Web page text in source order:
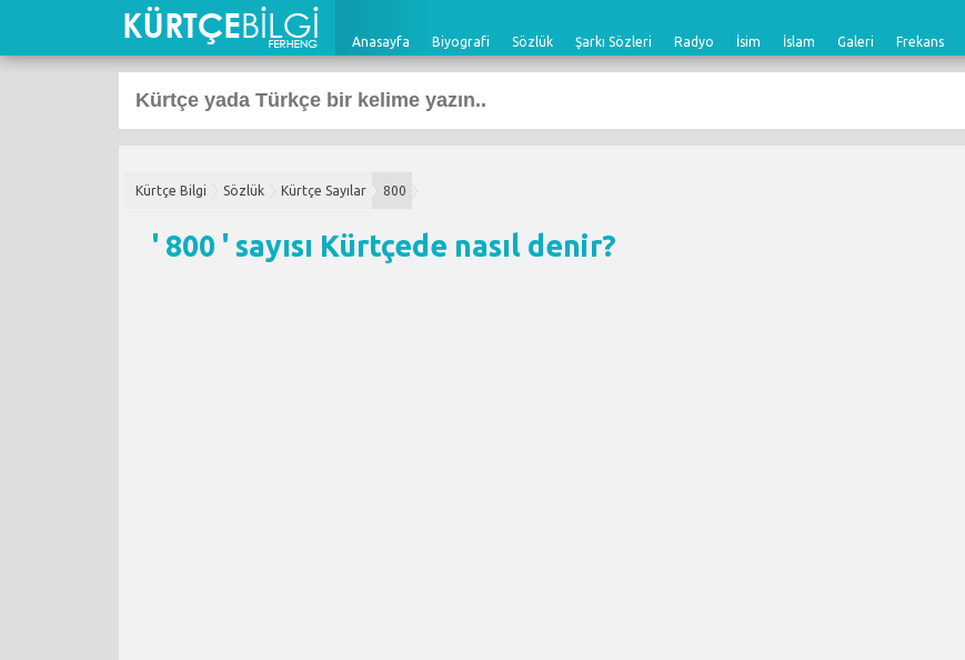
Anasayfa Biyografi Sözlük Şarkı Sözleri Radyo İsim İslam Galeri Frekans
Kürtçe Bilgi Sözlük Kürtçe Sayılar 800
' 800 ' sayısı Kürtçede nasıl denir?